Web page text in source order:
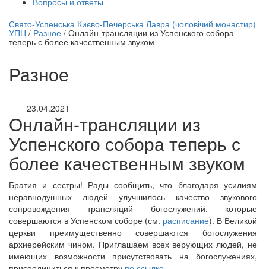
трансляция | 12 сентября
трансляции
Свято-Успенська Києво-Печерська Лавра (чоловічий монастир)
УПЦ / Разное / Онлайн-трансляции из Успенского собора
теперь с более качественным звуком
Разное
23.04.2021
Онлайн-трансляции из
Успенского собора теперь с
более качественным звуком
Братия и сестры! Рады сообщить, что благодаря усилиям
неравнодушных людей улучшилось качество звукового
сопровождения трансляций богослужений, которые
совершаются в Успенском соборе (см. расписание). В Великой
церкви преимущественно совершаются богослужения
архиерейским чином. Приглашаем всех верующих людей, не
имеющих возможности присутствовать на богослужениях,